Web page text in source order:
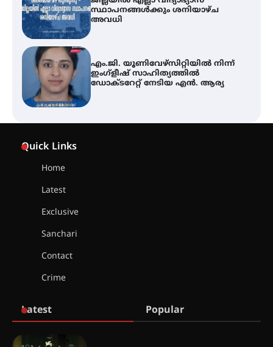
ഇംഗ്ളീഷ് സാഹിത്യത്തിൽ
ഡോക്ടറേറ്റ് നേടിയ എൻ. ആര്യ
ഇരിങ്ങാലക്കുട – ഗുരുവായൂർ –
താനൂർ റെയിൽപാത
യാഥാർത്ഥ്യമാകുന്നു
Quick Links
Home
Latest
Exclusive
Sanchari
Contact
Crime
Latest Popular